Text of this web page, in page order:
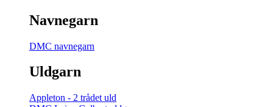
Navnegarn
DMC navnegarn
Uldgarn
Appleton - 2 trådet uld